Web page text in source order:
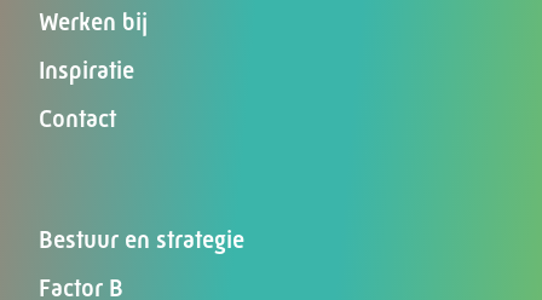
Werken bij
Inspiratie
Contact
Bestuur en strategie
Factor B